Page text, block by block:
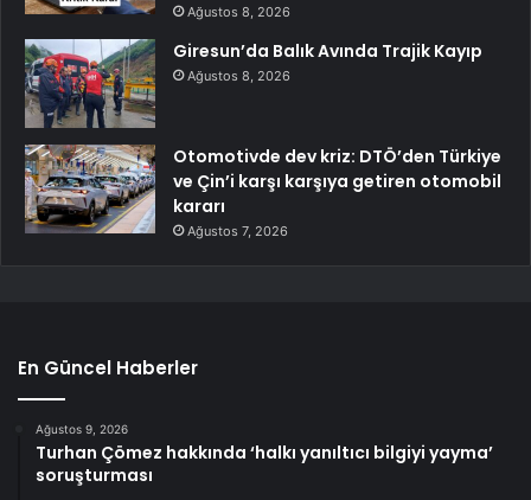
Ağustos 8, 2026
Giresun’da Balık Avında Trajik Kayıp
Ağustos 8, 2026
Otomotivde dev kriz: DTÖ’den Türkiye
ve Çin’i karşı karşıya getiren otomobil
kararı
Ağustos 7, 2026
En Güncel Haberler
Ağustos 9, 2026
Turhan Çömez hakkında ‘halkı yanıltıcı bilgiyi yayma’
soruşturması